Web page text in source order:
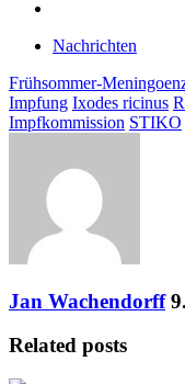
Nachrichten
Frühsommer-
Impfung Ixodes ricinus
Impfkommission STIKO
Jan Wachendorff
Related posts